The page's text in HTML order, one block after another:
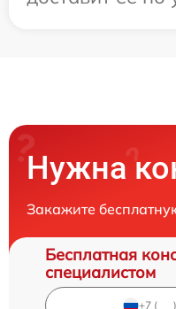
Нужна
Закажите
Бесплатная
специалистом